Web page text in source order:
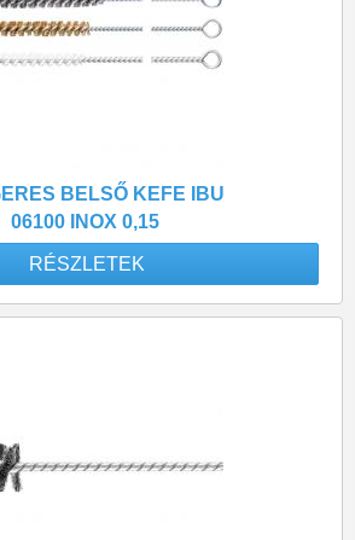
BELSŐ KEFE IBU
06100 INOX 0,15
RÉSZLETEK